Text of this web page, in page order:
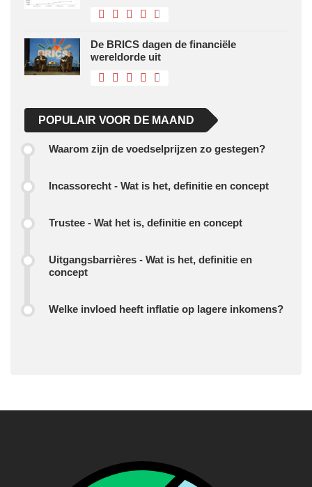
De BRICS dagen de financiële
wereldorde uit
POPULAIR VOOR DE MAAND
Waarom zijn de voedselprijzen zo gestegen?
Incassorecht - Wat is het, definitie en concept
Trustee - Wat het is, definitie en concept
Uitgangsbarrières - Wat is het, definitie en
concept
Welke invloed heeft inflatie op lagere inkomens?